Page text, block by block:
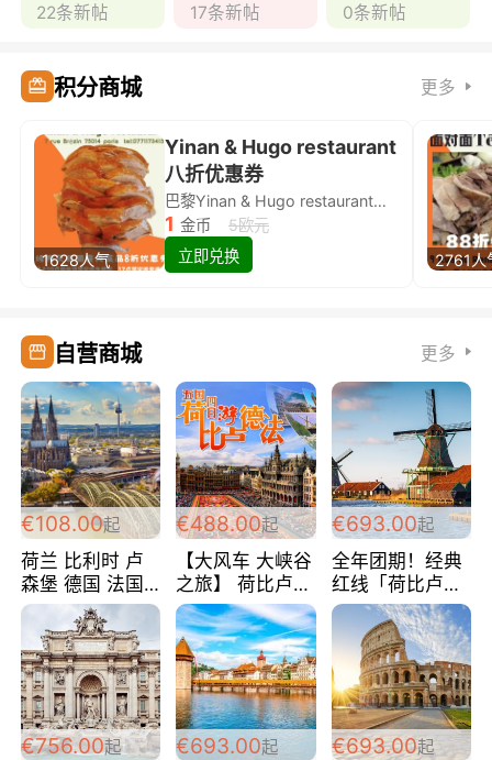
22条新帖 17条新帖 0条新帖
积分商城 更多
1628人气
Yinan & Hugo restaurant
八折优惠券
巴黎Yinan & Hugo restaurant除简餐类全场8折
1 金币
5欧元
立即兑换
2761人
自营商城 更多
€108.00起
荷兰 比利时 卢
森堡 德国 法国
超爽玩遍西欧 循
环线 全程四星宾
馆 108欧/人/天
€488.00起
【大风车 大峡谷
之旅】 荷比卢德
法 巴黎上下 经
典五国四日游
488欧/人
€693.00起
全年团期！经典
红线「荷比卢德
法」七天循环 五
国 仅售99欧/人/
天！巴黎上下！
包拼房~
€756.00起 €693.00起 €693.00起